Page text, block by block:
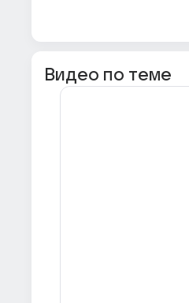
Видео по теме